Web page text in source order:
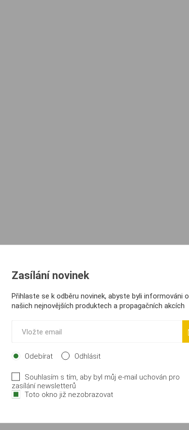
Zasílání novinek
Přihlaste se k odběru novinek, abyste byli informováni o
našich nejnovějších produktech a propagačních akcích
Odebírat Odhlásit
Souhlasím s tím, aby byl můj e-mail uchován pro
zasílání newsletterů
Toto okno již nezobrazovat